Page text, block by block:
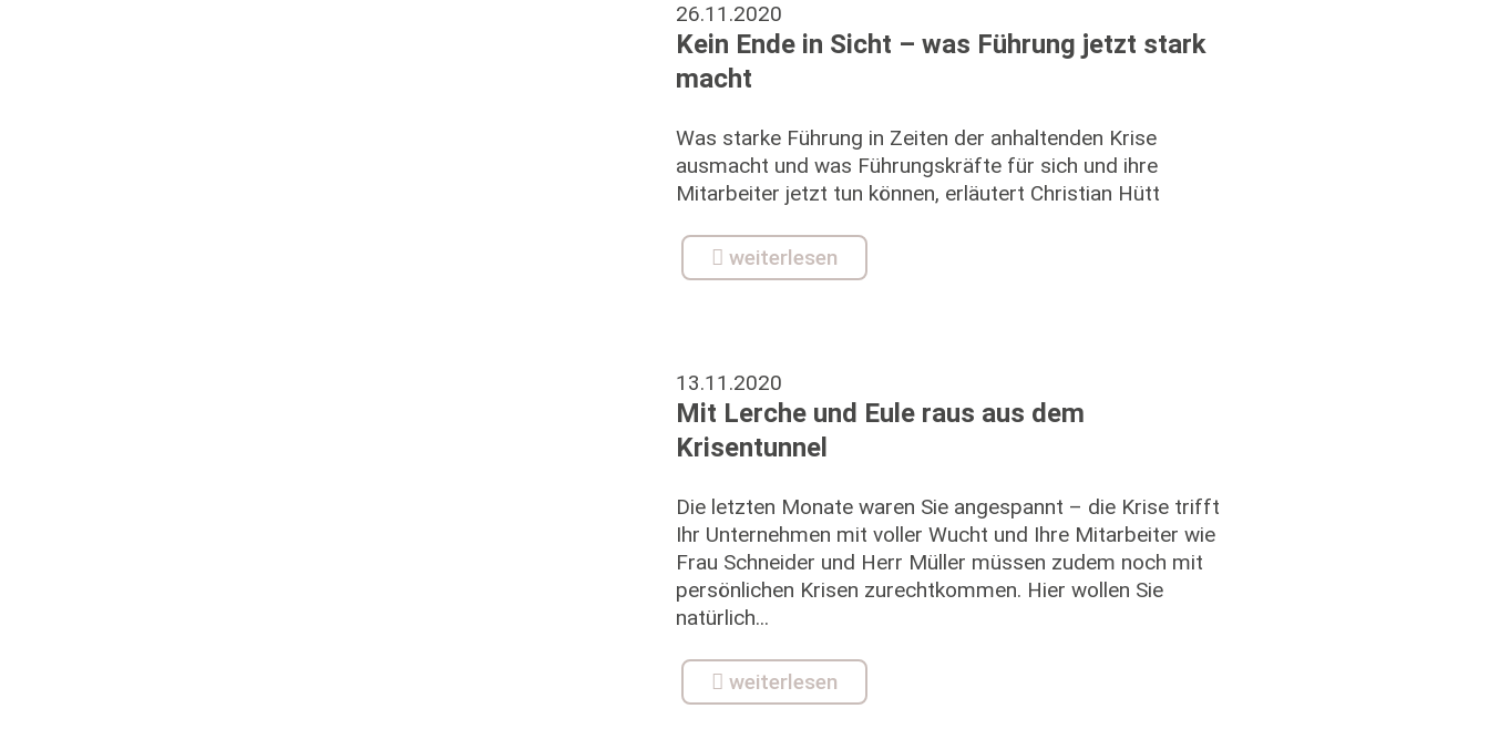
26.11.2020
Kein Ende in Sicht – was Führung jetzt stark
macht
Was starke Führung in Zeiten der anhaltenden Krise
ausmacht und was Führungskräfte für sich und ihre
Mitarbeiter jetzt tun können, erläutert Christian Hütt
weiterlesen
13.11.2020
Mit Lerche und Eule raus aus dem
Krisentunnel
Die letzten Monate waren Sie angespannt – die Krise trifft
Ihr Unternehmen mit voller Wucht und Ihre Mitarbeiter wie
Frau Schneider und Herr Müller müssen zudem noch mit
persönlichen Krisen zurechtkommen. Hier wollen Sie
natürlich...
weiterlesen